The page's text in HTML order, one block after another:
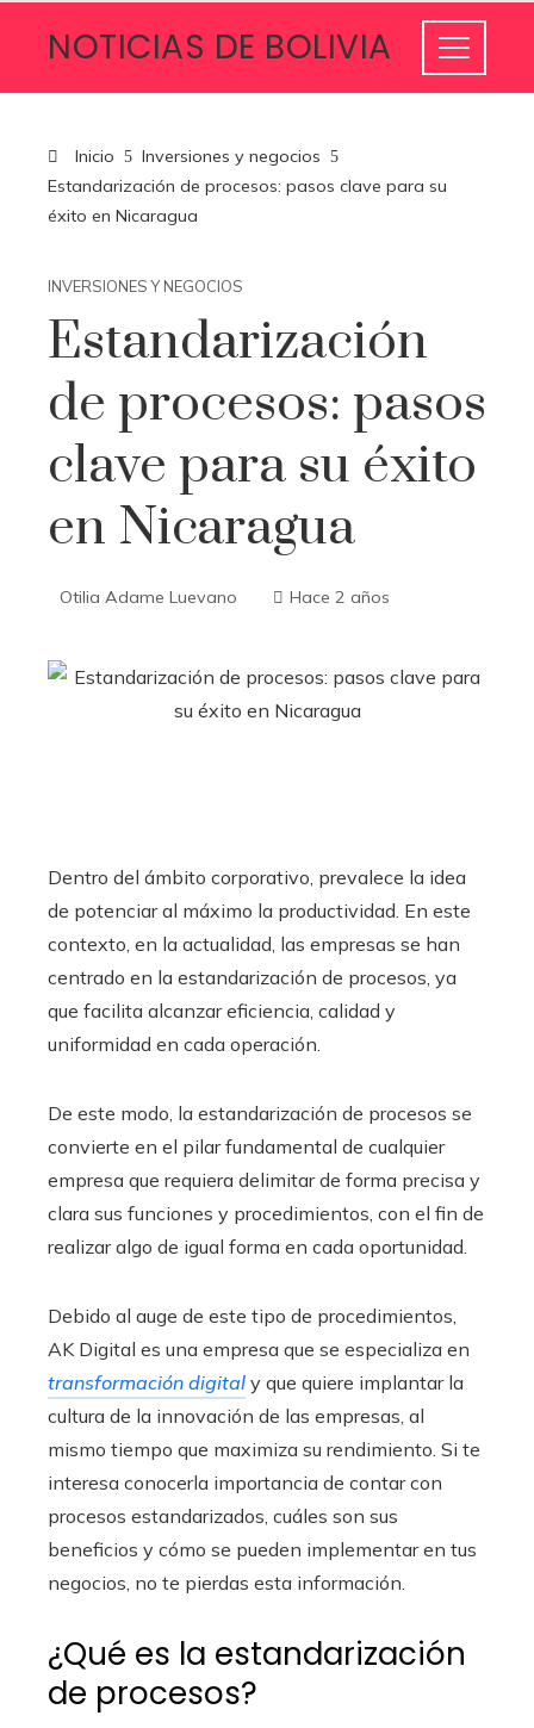
NOTICIAS DE BOLIVIA
Inicio
Inversiones y negocios
Estandarización de procesos: pasos clave para su
éxito en Nicaragua
INVERSIONES Y NEGOCIOS
Estandarización
de procesos: pasos
clave para su éxito
en Nicaragua
Otilia Adame Luevano Hace 2 años
Dentro del ámbito corporativo, prevalece la idea
de potenciar al máximo la productividad. En este
contexto, en la actualidad, las empresas se han
centrado en la estandarización de procesos, ya
que facilita alcanzar eficiencia, calidad y
uniformidad en cada operación.
De este modo, la estandarización de procesos se
convierte en el pilar fundamental de cualquier
empresa que requiera delimitar de forma precisa y
clara sus funciones y procedimientos, con el fin de
realizar algo de igual forma en cada oportunidad.
Debido al auge de este tipo de procedimientos,
AK Digital es una empresa que se especializa en
transformación digital y que quiere implantar la
cultura de la innovación de las empresas, al
mismo tiempo que maximiza su rendimiento. Si te
interesa conocerla importancia de contar con
procesos estandarizados, cuáles son sus
beneficios y cómo se pueden implementar en tus
negocios, no te pierdas esta información.
¿Qué es la estandarización
de procesos?